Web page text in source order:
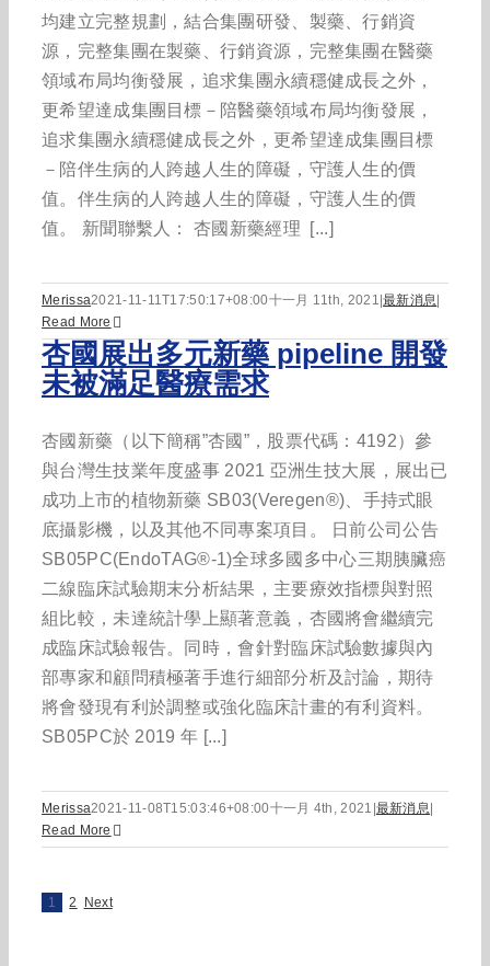
均建立完整規劃，結合集團研發、製藥、行銷資
源，完整集團在製藥、行銷資源，完整集團在醫藥
領域布局均衡發展，追求集團永續穩健成長之外，
更希望達成集團目標－陪醫藥領域布局均衡發展，
追求集團永續穩健成長之外，更希望達成集團目標
－陪伴生病的人跨越人生的障礙，守護人生的價
值。伴生病的人跨越人生的障礙，守護人生的價
值。 新聞聯繫人： 杏國新藥經理 [...]
Merissa2021-11-11T17:50:17+08:00十一月 11th, 2021 |最新消息
Read More
杏國展出多元新藥 pipeline 開發
未被滿足醫療需求
杏國新藥（以下簡稱”杏國”，股票代碼：4192）參
與台灣生技業年度盛事 2021 亞洲生技大展，展出已
成功上市的植物新藥 SB03(Veregen®)、手持式眼
底攝影機，以及其他不同專案項目。 日前公司公告
SB05PC(EndoTAG®-1)全球多國多中心三期胰臟癌
二線臨床試驗期末分析結果，主要療效指標與對照
組比較，未達統計學上顯著意義，杏國將會繼續完
成臨床試驗報告。同時，會針對臨床試驗數據與內
部專家和顧問積極著手進行細部分析及討論，期待
將會發現有利於調整或強化臨床計畫的有利資料。
SB05PC於 2019 年 [...]
Merissa2021-11-08T15:03:46+08:00十一月 4th, 2021 最新消息
Read More
1 2 Next